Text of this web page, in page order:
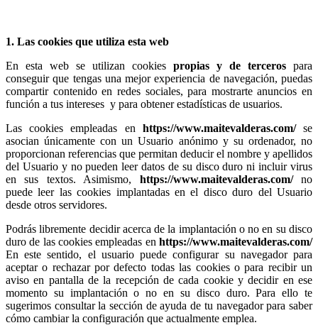
1. Las cookies que utiliza esta web
En esta web se utilizan cookies propias y de terceros para
conseguir que tengas una mejor experiencia de navegación, puedas
compartir contenido en redes sociales, para mostrarte anuncios en
función a tus intereses y para obtener estadísticas de usuarios.
Las cookies empleadas en https://www.maitevalderas.com/se
asocian únicamente con un Usuario anónimo y su ordenador, no
proporcionan referencias que permitan deducir el nombre y apellidos
del Usuario y no pueden leer datos de su disco duro ni incluir virus
en sus textos. Asimismo, https://www.maitevalderas.com/no
puede leer las cookies implantadas en el disco duro del Usuario
desde otros servidores.
Podrás libremente decidir acerca de la implantación o no en su disco
duro de las cookies empleadas en https://www.maitevalderas.com/
En este sentido, el usuario puede configurar su navegador para
aceptar o rechazar por defecto todas las cookies o para recibir un
aviso en pantalla de la recepción de cada cookie y decidir en ese
momento su implantación o no en su disco duro. Para ello te
sugerimos consultar la sección de ayuda de tu navegador para saber
cómo cambiar la configuración que actualmente emplea.